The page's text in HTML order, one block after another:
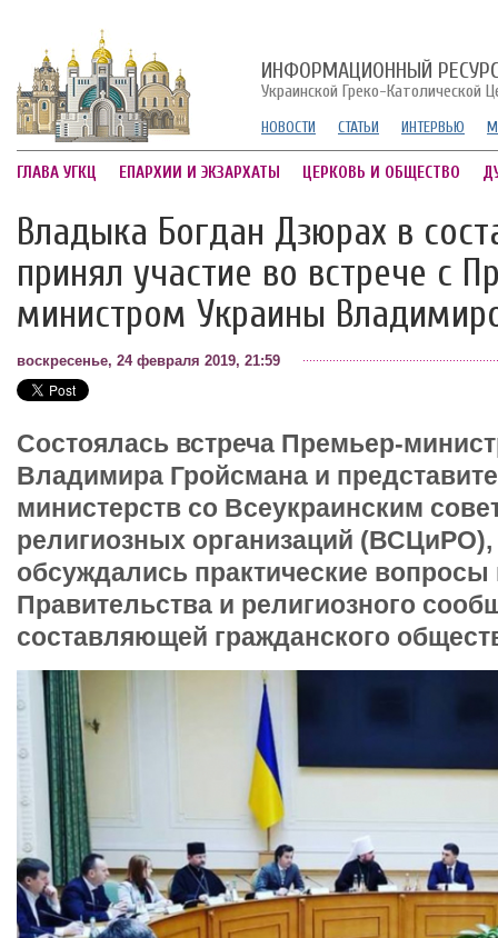
ИНФОРМАЦИОННЫЙ
Украинской Греко-Католической
НОВОСТИ СТАТЬИ ИНТЕРВЬЮ
ГЛАВА УГКЦ ЕПАРХИИ И ЭКЗАРХАТЫ ЦЕРКОВЬ И ОБЩЕСТВО
Владыка Богдан Дзюрах в
принял участие во встрече с
министром Украины
воскресенье, 24 февраля 2019, 21:59
Состоялась встреча Премьер-
Владимира Гройсмана и
министерств со Всеукраинским
религиозных организаций (ВСЦиРО),
обсуждались практические вопросы
Правительства и религиозного
составляющей гражданского